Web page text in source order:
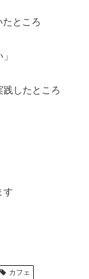
ところ
したところ
す
カフェ